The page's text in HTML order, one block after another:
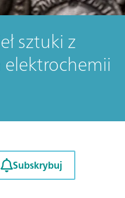
sztuki z
Subskrybuj